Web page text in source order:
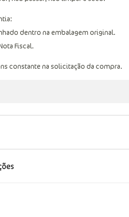
dentro na embalagem original.
Fiscal.
constante na solicitação da compra.